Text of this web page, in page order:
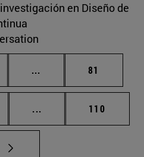
en Diseño de
... Páginas intermedias
Página
81
... Páginas intermedias
Página
110